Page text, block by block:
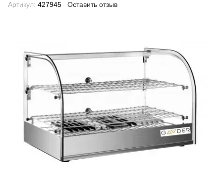
Артикул: 427945 Оставить отзыв